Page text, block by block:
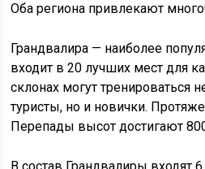
Оба региона привлекают
Грандвалира — наиболее
входит в 20 лучших мест для
склонах могут тренироваться
туристы, но и новички.
Перепады высот достигают